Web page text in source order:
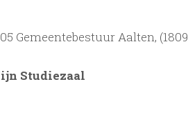
Gemeentebestuur Aalten,
Studiezaal